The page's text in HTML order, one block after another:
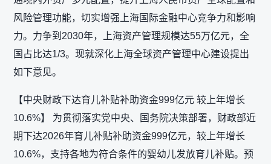
风险管理功能，切实增强上海国际金融中心竞争力和影响
力。力争到2030年，上海资产管理规模达55万亿元，全
国占比达1/3。现就深化上海全球资产管理中心建设提出
如下意见。
【中央财政下达育儿补贴补助资金999亿元 较上年增长
10.6%】 为贯彻落实党中央、国务院决策部署，财政部近
期下达2026年育儿补贴补助资金999亿元，较上年增长
10.6%，支持各地为符合条件的婴幼儿发放育儿补贴。预